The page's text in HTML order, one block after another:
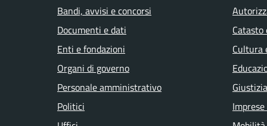
Bandi, avvisi e concorsi
Documenti e dati
Enti e fondazioni
Organi di governo
Personale amministrativo
Politici
Cultura